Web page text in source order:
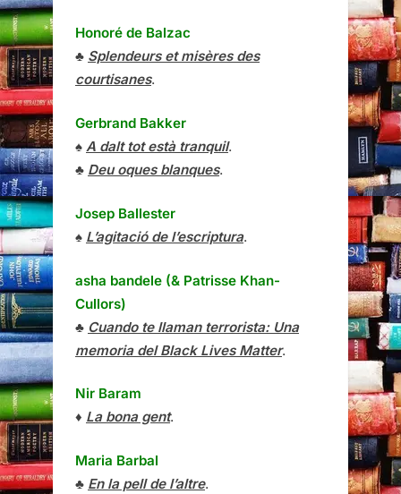
Honoré de Balzac
♣ Splendeurs et misères des
courtisanes.
Gerbrand Bakker
♠ A dalt tot està tranquil.
♣ Deu oques blanques.
Josep Ballester
♠ L’agitació de l’escriptura.
asha bandele (& Patrisse Khan-
Cullors)
♣ Cuando te llaman terrorista: Una
memoria del Black Lives Matter.
Nir Baram
♦ La bona gent.
Maria Barbal
♣ En la pell de l’altre.